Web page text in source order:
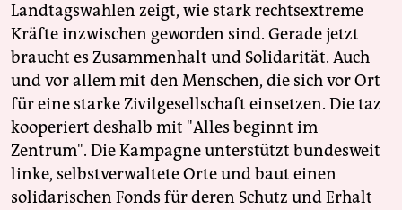
Landtagswahlen zeigt, wie stark rechtsextreme
Kräfte inzwischen geworden sind. Gerade jetzt
braucht es Zusammenhalt und Solidarität. Auch
und vor allem mit den Menschen, die sich vor Ort
für eine starke Zivilgesellschaft einsetzen. Die taz
kooperiert deshalb mit "Alles beginnt im
Zentrum". Die Kampagne unterstützt bundesweit
linke, selbstverwaltete Orte und baut einen
solidarischen Fonds für deren Schutz und Erhalt